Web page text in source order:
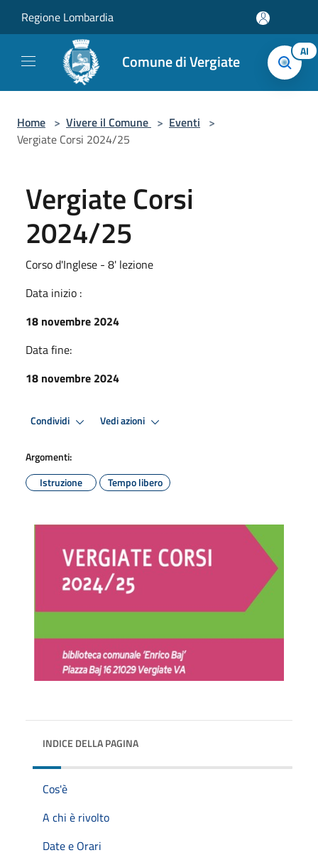
Regione Lombardia
Comune di Vergiate AI
Home > Vivere il Comune > Eventi >
Vergiate Corsi 2024/25
Vergiate Corsi
2024/25
Corso d'Inglese - 8' lezione
Data inizio :
18 novembre 2024
Data fine:
18 novembre 2024
Condividi Vedi azioni
Argomenti:
Istruzione
Tempo libero
INDICE DELLA PAGINA
Cos'è
A chi è rivolto
Date e Orari